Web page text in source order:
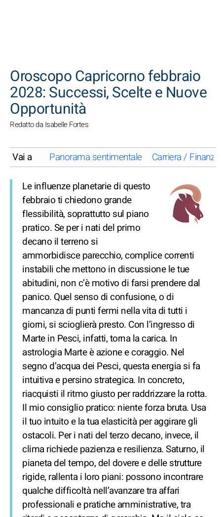
Oroscopo Capricorno febbraio
2028: Successi, Scelte e Nuove
Opportunità
Redatto da Isabelle Fortes
Vai a Panorama sentimentale Carriera / Finanze
Le influenze planetarie di questo
febbraio ti chiedono grande
flessibilità, soprattutto sul piano
pratico. Se per i nati del primo
decano il terreno si
ammorbidisce parecchio, complice correnti
instabili che mettono in discussione le tue
abitudini, non c’è motivo di farsi prendere dal
panico. Quel senso di confusione, o di
mancanza di punti fermi nella vita di tutti i
giorni, si scioglierà presto. Con l’ingresso di
Marte in Pesci, infatti, torna la carica. In
astrologia Marte è azione e coraggio. Nel
segno d’acqua dei Pesci, questa energia si fa
intuitiva e persino strategica. In concreto,
riacquisti il ritmo giusto per raddrizzare la rotta.
Il mio consiglio pratico: niente forza bruta. Usa
il tuo intuito e la tua elasticità per aggirare gli
ostacoli. Per i nati del terzo decano, invece, il
clima richiede pazienza e resilienza. Saturno, il
pianeta del tempo, del dovere e delle strutture
rigide, rallenta i loro piani: possono incontrare
qualche difficoltà nell’avanzare tra affari
professionali e pratiche amministrative, tra